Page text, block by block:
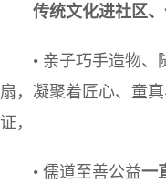
传统文化进社区、
• 亲子巧手造物
扇，凝聚着匠心、童
证，
• 儒道至善公益一